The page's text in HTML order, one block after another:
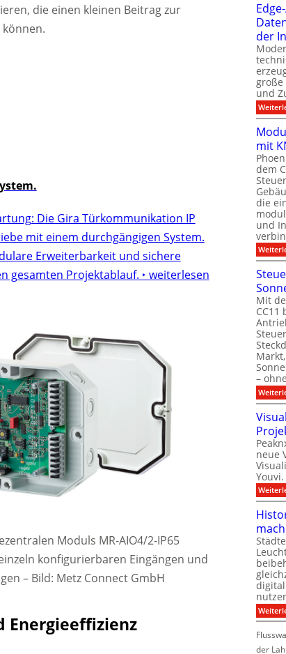
die einen kleinen Beitrag zur
Die Gira Türkommunikation IP
mit einem durchgängigen System.
Erweiterbarkeit und sichere
gesamten Projektablauf. ‣ weiterlesen
Moduls MR-AIO4/2-IP65
konfigurierbaren Eingängen und
– Bild: Metz Connect GmbH
Energieeffizienz
der
große
und
mit
dem
die
und
Mit
CC11
–
neue
Youvi.
der